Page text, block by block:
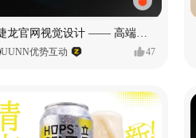
奥捷龙官网视觉设计 —— 高端网站建设
UUNN优势互动 47